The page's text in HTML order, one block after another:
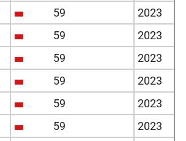
59
2023
59
2023
59
2023
59
2023
59
2023
59
2023